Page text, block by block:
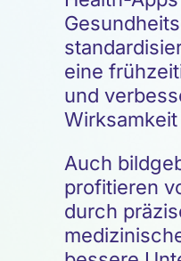
eine
und
Auch
profitieren
durch